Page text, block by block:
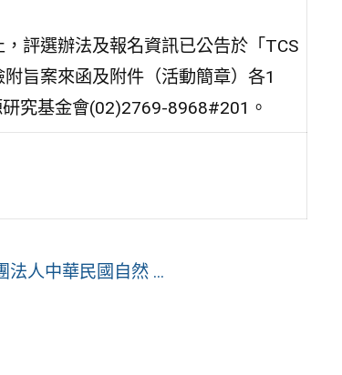
評選辦法及報名資訊已公告於「TCS
旨案來函及附件（活動簡章）各1
究基金會(02)2769-8968#201。
人中華民國自然 ...